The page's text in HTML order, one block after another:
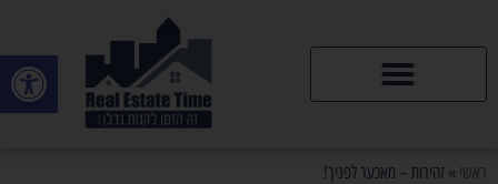
פתח
ראשי » זהירות – מאכער לפניך!